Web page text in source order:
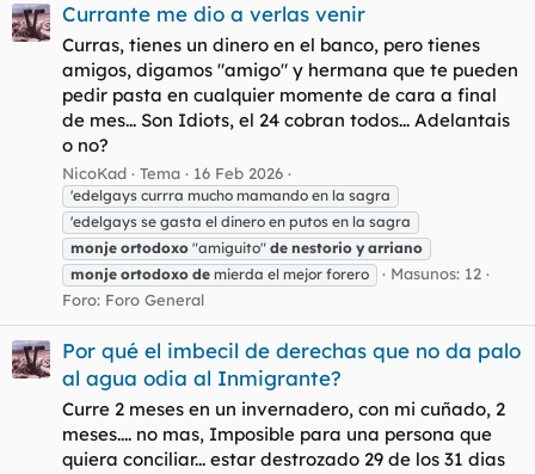
Currante me dio a verlas venir
Curras, tienes un dinero en el banco, pero tienes
amigos, digamos "amigo" y hermana que te pueden
pedir pasta en cualquier momente de cara a final
de mes... Son Idiots, el 24 cobran todos... Adelantais
o no?
NicoKad Tema 16 Feb 2026
'edelgays currra mucho mamando en la sagra
'edelgays se gasta el dinero en putos en la sagra
monje ortodoxo "amiguito" de nestorio y arriano
monje ortodoxo de mierda el mejor forero
Masunos: 12
Foro: Foro General
Por qué el imbecil de derechas que no da palo
al agua odia al Inmigrante?
Curre 2 meses en un invernadero, con mi cuñado, 2
meses.... no mas, Imposible para una persona que
quiera conciliar... estar destrozado 29 de los 31 dias